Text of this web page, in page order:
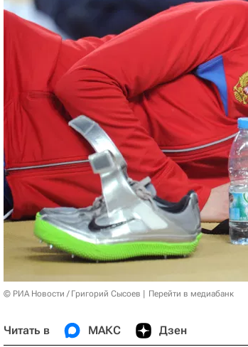
© РИА Новости / Григорий Сысоев Перейти в медиабанк
Читать в МАКС Дзен